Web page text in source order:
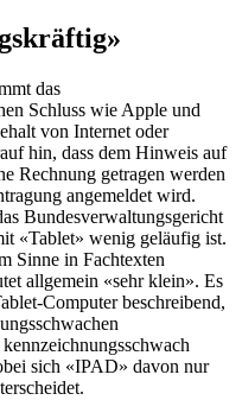
das
Schluss wie Apple und
von Internet oder
hin, dass dem Hinweis auf
Rechnung getragen werden
angemeldet wird.
Bundesverwaltungsgericht
«Tablet» wenig geläufig ist.
Sinne in Fachtexten
allgemein «sehr klein». Es
Computer beschreibend,
sich «IPAD» davon nur